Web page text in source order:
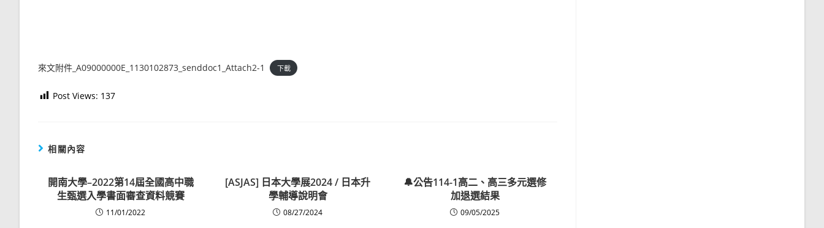
來文附件_A09000000E_1130102873_senddoc1_Attach2-1 下載
Post Views: 137
相關內容
開南大學–2022第14屆全國高中職
生甄選入學書面審查資料競賽
11/01/2022
[ASJAS] 日本大學展2024 / 日本升
學輔導說明會
08/27/2024
🔔公告114-1高二、高三多元選修
加退選結果
09/05/2025